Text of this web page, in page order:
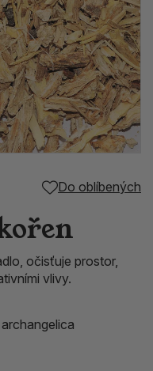
Do oblíbených
očisťuje prostor,
vlivy.